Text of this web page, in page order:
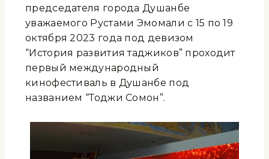
председателя города Душанбе
уважаемого Рустами Эмомали с 15 по 19
октября 2023 года под девизом
“История развития таджиков” проходит
первый международный
кинофестиваль в Душанбе под
названием “Тоджи Сомон”.